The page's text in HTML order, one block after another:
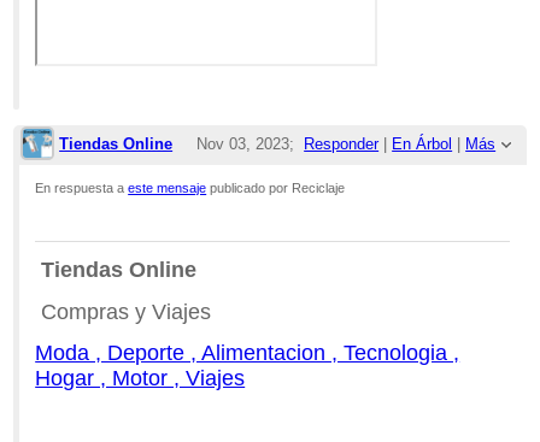
Tiendas Online Responder| En Árbol Más
Nov 03, 2023;
4:47am
En respuesta aeste mensaje publicado por Reciclaje
Tiendas Online
Compras y Viajes
Moda , Deporte , Alimentacion , Tecnologia ,
Hogar , Motor , Viajes